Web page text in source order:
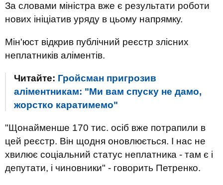
За словами міністра вже є результати роботи
нових ініціатив уряду в цьому напрямку.
Мін'юст відкрив публічний реєстр злісних
неплатників аліментів.
Читайте: Гройсман пригрозив
аліментникам: "Ми вам спуску не дамо,
жорстко каратимемо"
"Щонайменше 170 тис. осіб вже потрапили в
цей реєстр. Він щодня оновлюється. І нас не
хвилює соціальний статус неплатника - там є і
депутати, і чиновники" - говорить Петренко.